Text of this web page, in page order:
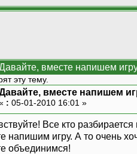
вместе напишем
эту тему.
вместе напишем
: 05-01-2010 16:01 »
Все кто
напишим игру. А то очень
объединимся!